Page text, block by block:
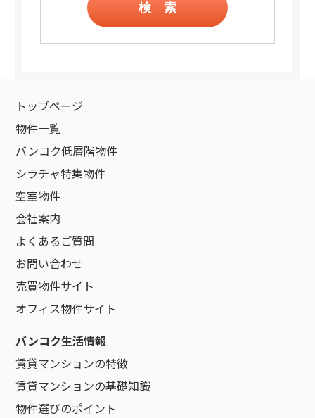
検 索
トップページ
物件一覧
バンコク低層階物件
シラチャ特集物件
空室物件
会社案内
よくあるご質問
お問い合わせ
売買物件サイト
オフィス物件サイト
バンコク生活情報
賃貸マンションの特徴
賃貸マンションの基礎知識
物件選びのポイント